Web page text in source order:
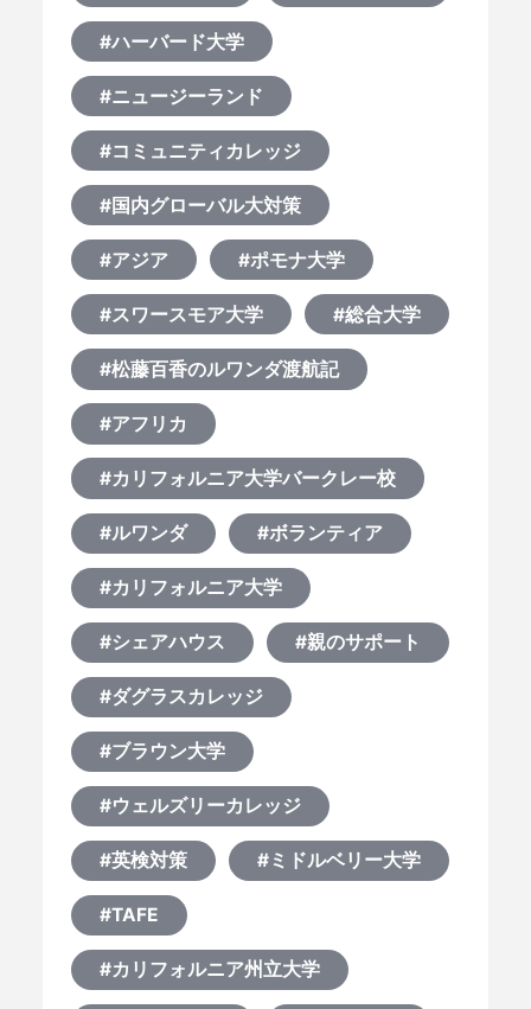
#ハーバード大学
#ニュージーランド
#コミュニティカレッジ
#国内グローバル大対策
#アジア #ポモナ大学
#スワースモア大学 #総合大学
#松藤百香のルワンダ渡航記
#アフリカ
#カリフォルニア大学バークレー校
#ルワンダ #ボランティア
#カリフォルニア大学
#シェアハウス #親のサポート
#ダグラスカレッジ
#ブラウン大学
#ウェルズリーカレッジ
#英検対策 #ミドルベリー大学
#TAFE
#カリフォルニア州立大学